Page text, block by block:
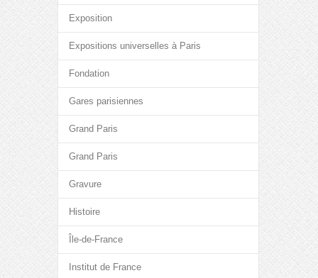
Exposition
Expositions universelles à Paris
Fondation
Gares parisiennes
Grand Paris
Grand Paris
Gravure
Histoire
Île-de-France
Institut de France